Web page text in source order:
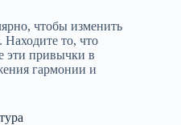
чтобы изменить
то, что
эти привычки в
гармонии и